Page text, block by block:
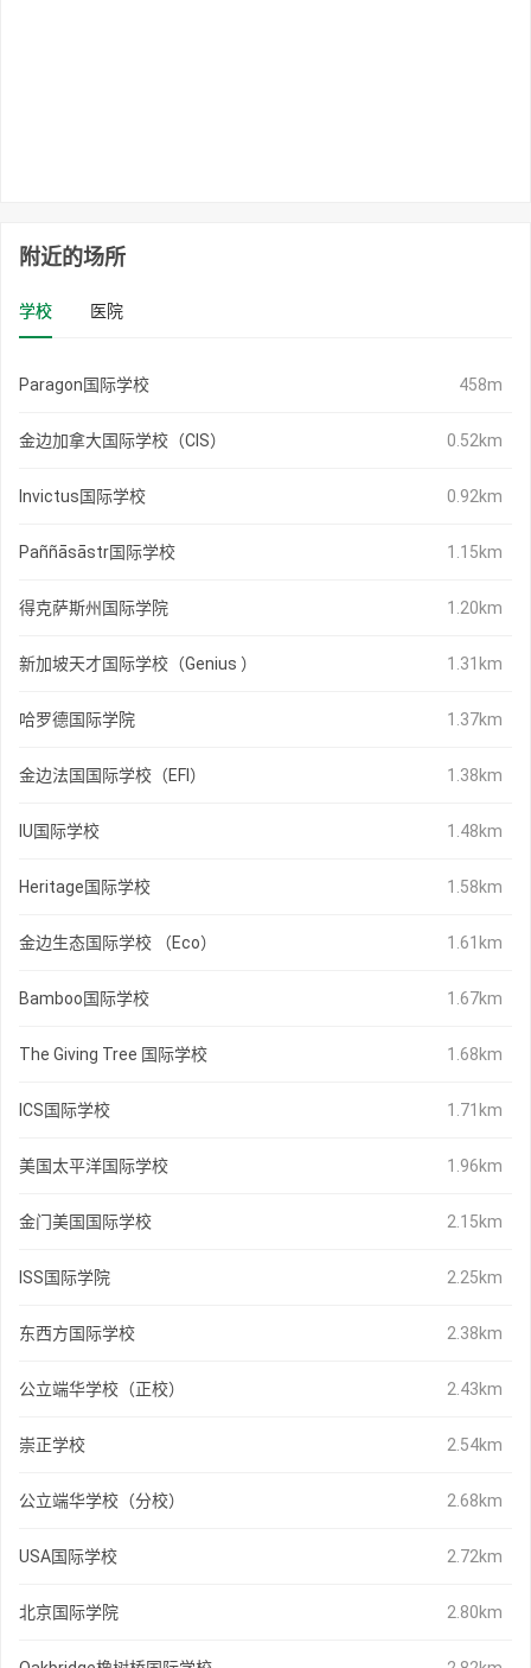
附近的场所
学校 医院
Paragon国际学校 458m
金边加拿大国际学校（CIS） 0.52km
Invictus国际学校 0.92km
Paññāsāstr国际学校 1.15km
得克萨斯州国际学院 1.20km
新加坡天才国际学校（Genius ） 1.31km
哈罗德国际学院 1.37km
金边法国国际学校（EFI） 1.38km
IU国际学校 1.48km
Heritage国际学校 1.58km
金边生态国际学校 （Eco） 1.61km
Bamboo国际学校 1.67km
The Giving Tree 国际学校 1.68km
ICS国际学校 1.71km
美国太平洋国际学校 1.96km
金门美国国际学校 2.15km
ISS国际学院 2.25km
东西方国际学校 2.38km
公立端华学校（正校） 2.43km
崇正学校 2.54km
公立端华学校（分校） 2.68km
USA国际学校 2.72km
北京国际学院 2.80km